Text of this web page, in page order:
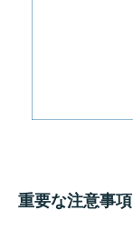
重要な注意事項